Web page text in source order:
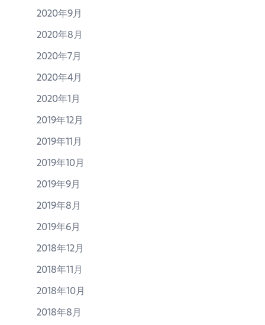
2020年9月
2020年8月
2020年7月
2020年4月
2020年1月
2019年12月
2019年11月
2019年10月
2019年9月
2019年8月
2019年6月
2018年12月
2018年11月
2018年10月
2018年8月